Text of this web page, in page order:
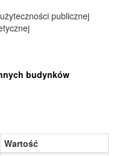
publicznej
budynków
Wartość